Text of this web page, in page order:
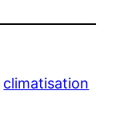
climatisation